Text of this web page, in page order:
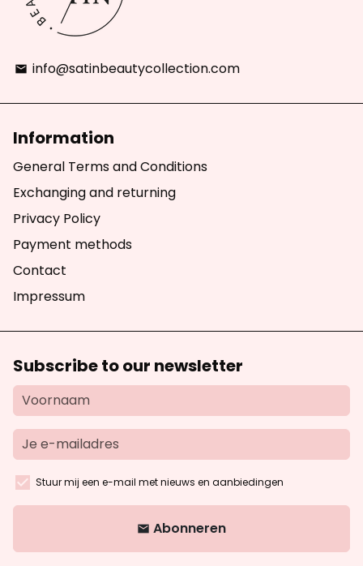
email info@satinbeautycollection.com
Information
General Terms and Conditions
Exchanging and returning
Privacy Policy
Payment methods
Contact
Impressum
Subscribe to our newsletter
Stuur mij een e-mail met nieuws en aanbiedingen
email Abonneren